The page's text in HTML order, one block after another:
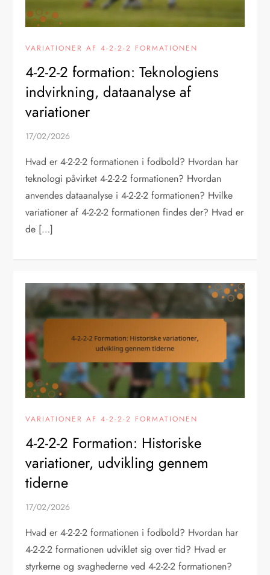
VARIATIONER AF 4-2-2-2 FORMATIONEN
4-2-2-2 formation: Teknologiens
indvirkning, dataanalyse af
variationer
17/02/2026
Hvad er 4-2-2-2 formationen i fodbold? Hvordan har
teknologi påvirket 4-2-2-2 formationen? Hvordan
anvendes dataanalyse i 4-2-2-2 formationen? Hvilke
variationer af 4-2-2-2 formationen findes der? Hvad er
de […]
VARIATIONER AF 4-2-2-2 FORMATIONEN
4-2-2-2 Formation: Historiske
variationer, udvikling gennem
tiderne
17/02/2026
Hvad er 4-2-2-2 formationen i fodbold? Hvordan har
4-2-2-2 formationen udviklet sig over tid? Hvad er
styrkerne og svaghederne ved 4-2-2-2 formationen?